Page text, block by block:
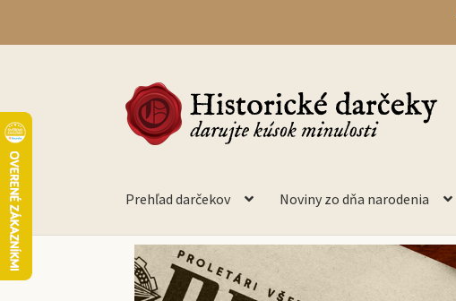
Prehľad darčekov Noviny zo dňa narodenia